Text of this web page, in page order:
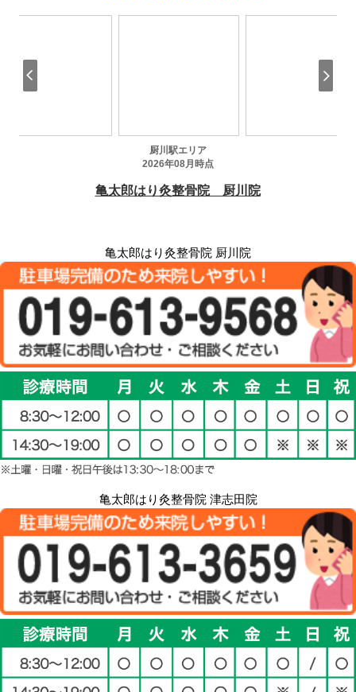
亀太郎はり灸整骨院 厨川院
亀太郎はり灸整骨院 津志田院